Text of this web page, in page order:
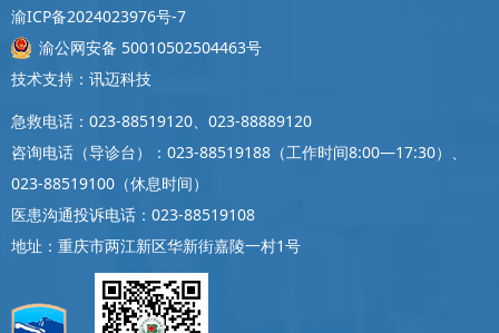
渝ICP备2024023976号-7
渝公网安备 50010502504463号
技术支持：讯迈科技
急救电话：023-88519120、023-88889120
咨询电话（导诊台）：023-88519188（工作时间8:00—17:30）、
023-88519100（休息时间）
医患沟通投诉电话：023-88519108
地址：重庆市两江新区华新街嘉陵一村1号